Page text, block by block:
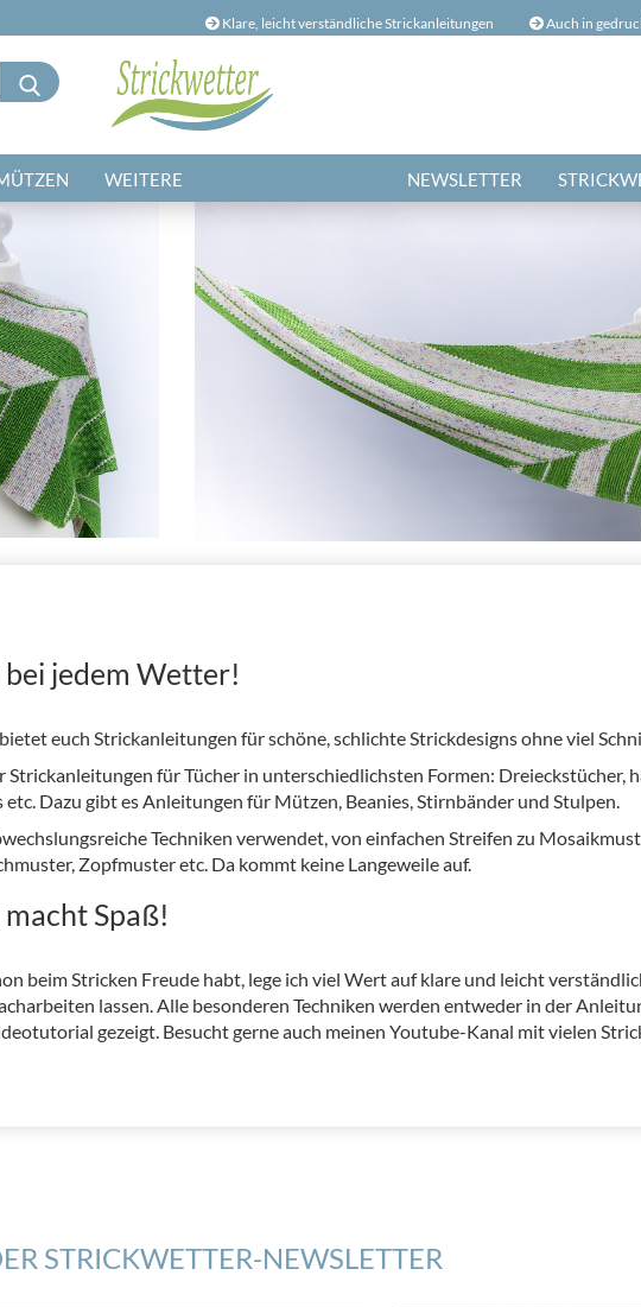
Klare, leicht verständliche Strickanleitungen Auch in
Suche...
NEWSLETTER
WEITERE
bei jedem Wetter!
euch Strickanleitungen für schöne, schlichte Strickdesigns ohne viel
Strickanleitungen für Tücher in unterschiedlichsten Formen: Dreieckstücher,
etc. Dazu gibt es Anleitungen für Mützen, Beanies, Stirnbänder und Stulpen.
Techniken verwendet, von einfachen Streifen zu
Zopfmuster etc. Da kommt keine Langeweile auf.
Spaß!
beim Stricken Freude habt, lege ich viel Wert auf klare und leicht
lassen. Alle besonderen Techniken werden entweder in der
gezeigt. Besucht gerne auch meinen Youtube-Kanal mit vielen
STRICKWETTER-NEWSLETTER